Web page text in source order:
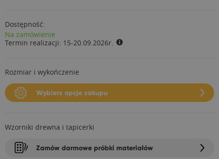
Dostępność:
Na zamówienie
Termin realizacji: 15-20.09.2026r.
Rozmiar i wykończenie
Wybierz opcje zakupu
Wzorniki drewna i tapicerki
Zamów darmowe próbki materiałów